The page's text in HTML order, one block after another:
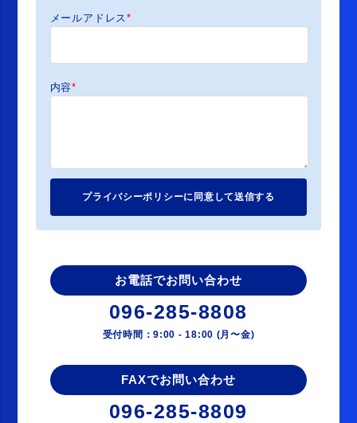
メールアドレス*
内容*
お電話でお問い合わせ
096-285-8808
受付時間：9:00 - 18:00 (月〜金)
FAXでお問い合わせ
096-285-8809